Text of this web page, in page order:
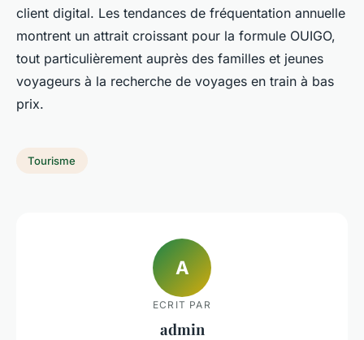
client digital. Les tendances de fréquentation annuelle
montrent un attrait croissant pour la formule OUIGO,
tout particulièrement auprès des familles et jeunes
voyageurs à la recherche de voyages en train à bas
prix.
Tourisme
A
ECRIT PAR
admin